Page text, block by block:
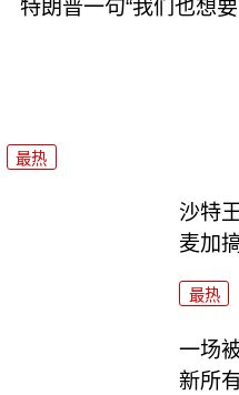
特朗普一句“我们也想
最热
沙特
麦加
最热
一场
新所